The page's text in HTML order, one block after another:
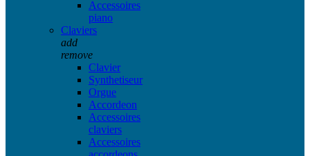
Accessoires
piano
Claviers
add
remove
Clavier
Synthetiseur
Orgue
Accordeon
Accessoires
claviers
Accessoires